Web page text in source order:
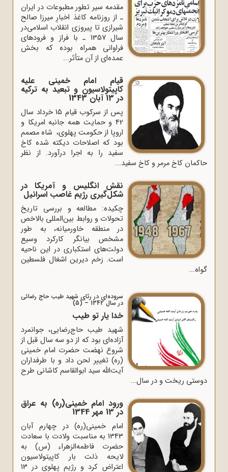
مقدمه سیر تطور مطبوعات در ایران
ـ از روزنامه کاغذ اخبارِ میرزا صالح
شیرازی تا پیروزی انقلاب اسلامی‌‌در
سال 1357 ـ با فراز و فرودهای
فراوانی همراه بوده که بخش
عمده‌ای از آن متأثر...
قیام امام خمینى علیه
کاپیتولاسیون و تبعید به ترکیه
در 13 آبان 1343
پس از سرکوب قیام 15 خرداد سال
42 و حمایت همه جانبه امریکا و
اروپا از حکومت پهلوی، شاه مصمم
بود که اصلاحات دیکته‌ شده کاخ
سفید را به اجرا درآورد. از نظر
حاکمان کاخ مرمر و کاخ سفید...
نقش انگلیس و آمریکا در
شکل‌گیری رژیم غاصب اسرائیل
چکیده: مطالعه و بررسی تاریخ
تحولات و روابط بین‌المللی بالاخص
در منطقه خاورمیانه، به طور
مشخص بیانگر کارکرد وسیع
دولت‌های استکباری در این ناحیه
است. زخم دیرین اشغال فلسطین
گواه...
سروده‌ای در رثای شهید طیب حاج رضائی
در سال 1342 – (5)
خدا یار تو طیب
شهید طیب حاج‌رضایى، جوانمرد
آزاده‌اى بود که از دو سه سال قبل از
شروع نهضت حضرت امام خمینى
(ره) تغییر لحن داد و با طرفداران
آیت‌اللّه‌ سید ابوالقاسم کاشانى طرح
دوستى ریخت و در سال...
ورود امام خمینی(ره) به عراق
در 13 مهر 1344
امام خمینی(ره) در چهارم آبان
1343 به مناسبت ولادت با سعادت
حضرت فاطمه‌الزهراء (س) به
لایحه ذلت ‌بار کاپیتولاسیون
اعتراض کرد و رژیم پهلوی در 13